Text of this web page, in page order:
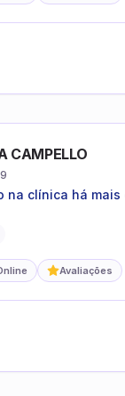
CAMPELLO
na clínica há mais
com experiência
Avaliações